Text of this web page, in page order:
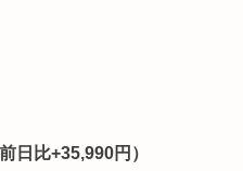
比+35,990円）